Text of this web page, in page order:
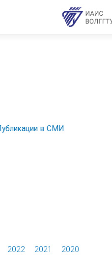
в СМИ
2022 2021
2020